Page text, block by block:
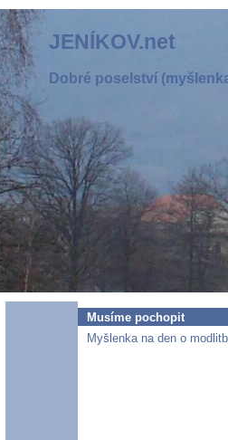
JENÍKOV.net
Dobré poselství
Musíme pochopit
Myšlenka na den o